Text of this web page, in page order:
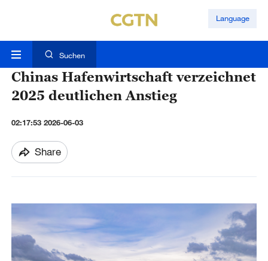
Language
Suchen
Chinas Hafenwirtschaft verzeichnet
2025 deutlichen Anstieg
02:17:53 2026-06-03
Share